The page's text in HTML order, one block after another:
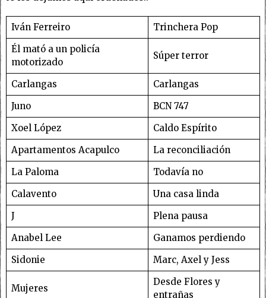
Iván Ferreiro
Trinchera Pop
Él mató a un policía
motorizado
Súper terror
Carlangas
Carlangas
Juno
BCN 747
Xoel López
Caldo Espírito
Apartamentos Acapulco
La reconciliación
La Paloma
Todavía no
Calavento
Una casa linda
J
Plena pausa
Anabel Lee
Ganamos perdiendo
Sidonie
Marc, Axel y Jess
Mujeres
Desde Flores y
entrañas